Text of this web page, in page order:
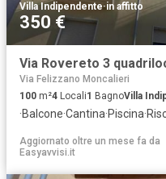
Villa Indipendente·in affitto
350 €
Via Rovereto 3
Via Felizzano Moncalieri
100 m²4 Locali1 BagnoVilla
·Balcone·Cantina·Piscina·
Aggiornato oltre un mese fa da
Easyavvisi.it